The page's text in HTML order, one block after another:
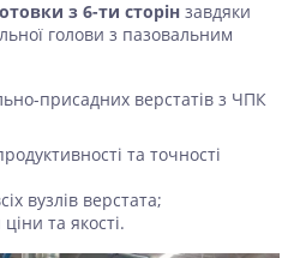
з 6-ти сторін завдяки
голови з пазовальним
присадних верстатів з ЧПК
та точності
вузлів верстата;
та якості.